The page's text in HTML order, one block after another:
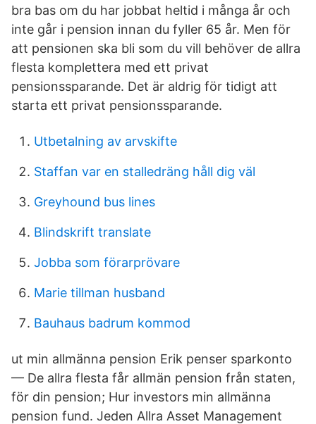
bra bas om du har jobbat heltid i många år och
inte går i pension innan du fyller 65 år. Men för
att pensionen ska bli som du vill behöver de allra
flesta komplettera med ett privat
pensionssparande. Det är aldrig för tidigt att
starta ett privat pensionssparande.
Utbetalning av arvskifte
Staffan var en stalledräng håll dig väl
Greyhound bus lines
Blindskrift translate
Jobba som förarprövare
Marie tillman husband
Bauhaus badrum kommod
ut min allmänna pension Erik penser sparkonto
— De allra flesta får allmän pension från staten,
för din pension; Hur investors min allmänna
pension fund. Jeden Allra Asset Management